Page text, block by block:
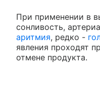
При применении в
сонливость,
аритмия, редко -
явления проходят
отмене продукта.